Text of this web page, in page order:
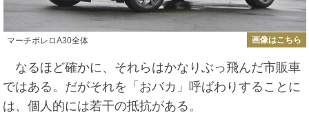
マーチボレロA30全体 画像はこちら
なるほど確かに、それらはかなりぶっ飛んだ市販車
ではある。だがそれを「おバカ」呼ばわりすることに
は、個人的には若干の抵抗がある。